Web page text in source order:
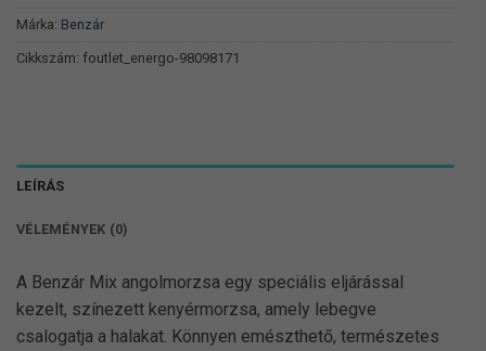
Márka: Benzár
Cikkszám: foutlet_energo-98098171
LEÍRÁS
VÉLEMÉNYEK (0)
A Benzár Mix angolmorzsa egy speciális eljárással
kezelt, színezett kenyérmorzsa, amely lebegve
csalogatja a halakat. Könnyen emészthető, természetes